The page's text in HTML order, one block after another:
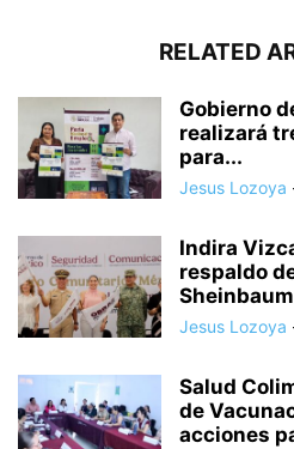
RELATED
Gobierno
realizará
para...
Jesus Lozoya
Indira
respaldo
Jesus Lozoya
Salud
de
acciones